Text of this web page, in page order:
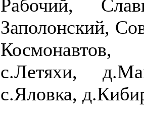
Рабочий,
Заполонский,
Космонавтов,
с.Летяхи,
с.Яловка,